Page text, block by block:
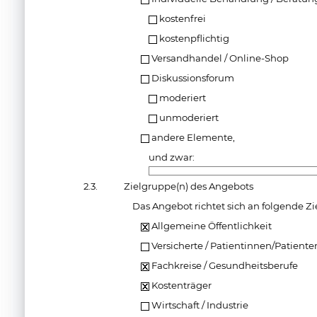
kostenfrei
kostenpflichtig
Versandhandel / Online-Shop
Diskussionsforum
moderiert
unmoderiert
andere Elemente,
und zwar:
2.3.
Zielgruppe(n) des Angebots
Das Angebot richtet sich an folgende
Allgemeine Öffentlichkeit
Versicherte / Patientinnen/
Fachkreise / Gesundheitsberufe
Kostenträger
Wirtschaft / Industrie